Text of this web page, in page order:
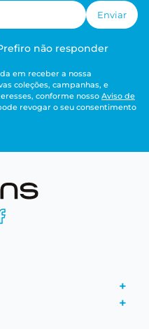
Enviar
não responder
em receber a nossa
coleções, campanhas, e
conforme nosso Aviso de
revogar o seu consentimento
+
+